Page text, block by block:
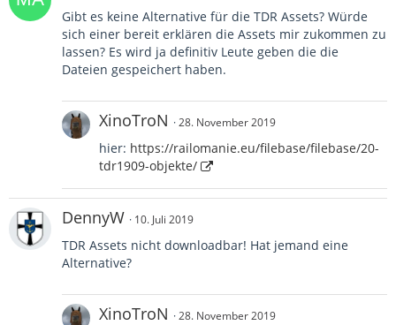
Gibt es keine Alternative für die TDR Assets? Würde
sich einer bereit erklären die Assets mir zukommen zu
lassen? Es wird ja definitiv Leute geben die die
Dateien gespeichert haben.
XinoTroN 28. November 2019
hier: https://railomanie.eu/filebase/filebase/20-
tdr1909-objekte/
DennyW 10. Juli 2019
TDR Assets nicht downloadbar! Hat jemand eine
Alternative?
XinoTroN 28. November 2019